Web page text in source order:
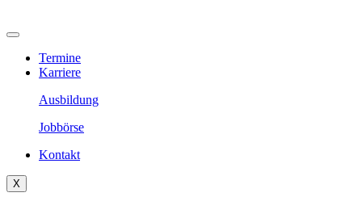
Termine
Karriere
Ausbildung
Jobbörse
Kontakt
X